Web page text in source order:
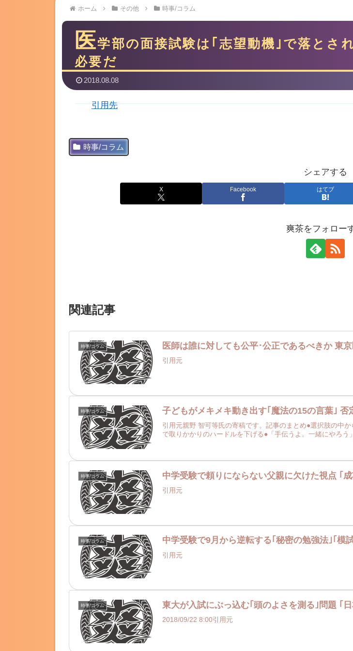
ホーム その他 時事/コラム
医学部の面接試験は｢志望動機｣で落とさ
必要だ
2018.08.08
引用先
時事/コラム
シェアする
X Facebook はてブ
爽茶をフォロー
関連記事
時事/コラム 医師は誰に対しても公平･公正であるべきか 東
引用元
時事/コラム 子どもがメキメキ動き出す｢魔法の15の言葉｣ 否
引用元親野 智可等氏の寄稿です。記事のまとめ●選択肢の中
で取りかかりのハードルを下げる●「手伝うよ。一緒にやろ
時事/コラム 中学受験で頼りにならない父親に欠けた視点 ｢
引用元
時事/コラム 中学受験で9月から逆転する｢秘密の勉強法｣｢模
引用元
時事/コラム 東大が入試にぶっ込む｢頭のよさを測る｣問題 ｢
2018/09/22 8:00引用元